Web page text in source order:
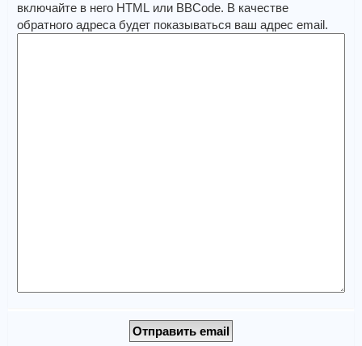
включайте в него HTML или BBCode. В качестве
обратного адреса будет показываться ваш адрес email.